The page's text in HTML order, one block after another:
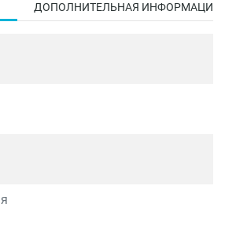
ДОПОЛНИТЕЛЬНАЯ ИНФОРМАЦИЯ